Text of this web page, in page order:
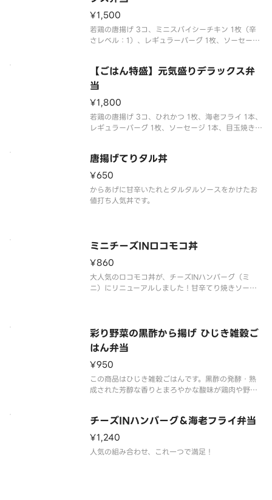
¥1,500
若鶏の唐揚げ 3コ、ミニスパイシーチキン 1枚（辛
さレベル：1）、レギュラーバーグ 1枚、ソーセージ
【ごはん特盛】元気盛りデラックス弁
当
¥1,800
若鶏の唐揚げ 3コ、ひれかつ 1枚、海老フライ 1本、
レギュラーバーグ 1枚、ソーセージ 1本、目玉焼き、
唐揚げてりタル丼
¥650
からあげに甘辛いたれとタルタルソースをかけたお
値打ち人気丼です。
ミニチーズINロコモコ丼
¥860
大人気のロコモコ丼が、チーズINハンバーグ（ミ
ニ）にリニューアルしました！甘辛てり焼きソース
彩り野菜の黒酢から揚げ ひじき雑穀ご
はん弁当
¥950
この商品はひじき雑穀ごはんです。黒酢の発酵・熟
成された芳醇な香りとまろやかな酸味が鶏肉や野菜
チーズINハンバーグ＆海老フライ弁当
¥1,240
人気の組み合わせ、これ一つで満足！